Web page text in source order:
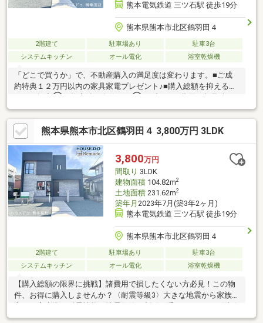
熊本電気鉄道 三ツ石駅 徒歩19分
熊本県熊本市北区鶴羽田４
2階建て 駐車場あり
駐車3台
システムキッチン
オール電化 浴室乾燥機
「どこで買うか」で、不動産購入の満足度は変わります。■ご成
約特典１２万円以内の家具家電プレゼント♪■購入総額を抑える３
③提携銀行多数で金利を安く＼３００万円以上差がでることも！
／他社様のお見積り後でもご相談歓迎！最安値をお約束します
◎■熊本県全域の内覧ツアー・他社掲載物件もまとめてご案内・
全種別を窓口ひとつで比較・内覧■九州No.1の実績・ハウスドゥ
全国大会2025九州エリア売買件数・売上高１位・Google口コミラ
ンキング「熊本県 不動産売買」１位
熊本県熊本市北区鶴羽田４ 3,800万円 3LDK
3,800万円
間取り 3LDK
建物面積104.82m2
土地面積231.62m2
築年月 2023年7月(築3年2ヶ月)
熊本電気鉄道 三ツ石駅 徒歩19分
熊本県熊本市北区鶴羽田４
2階建て 駐車場あり
駐車3台
システムキッチン
オール電化 浴室乾燥機
【購入総額の限界に挑戦】諸費用で損したくない方必見！この物
件、お得に購入しませんか？〈耐震等級3〉大きな地震から家族を
守る、高水準の耐震性能。地震保険の割引も受けられます♪〈省令
準耐火構造〉火災に強く、安心感とともに火災保険料も大幅に抑